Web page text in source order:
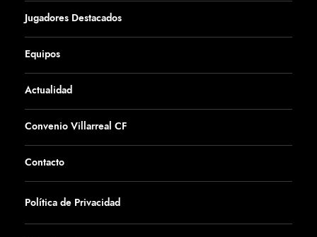
Jugadores Destacados
Equipos
Actualidad
Convenio Villarreal CF
Contacto
Política de Privacidad